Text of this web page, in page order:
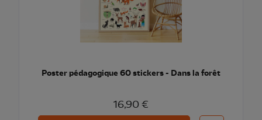
Poster pédagogique 60 stickers - Dans la forêt
16,90 €